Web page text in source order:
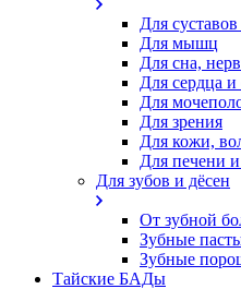
Для
Для мышц
Для сна,
Для сердца и
Для
Для зрения
Для кожи,
Для печени и
Для зубов и дёсен
От зубной
Зубные
Зубные
Тайские БАДы